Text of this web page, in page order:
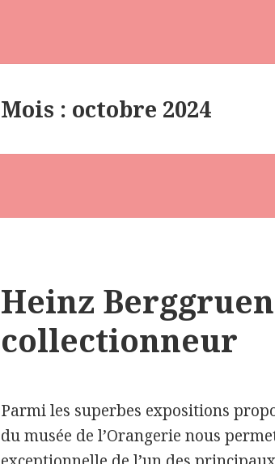
Mois : octobre 2024
Heinz
collectionneur
Parmi les superbes expositions
du musée de l’Orangerie nous